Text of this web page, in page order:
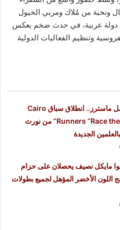
ونخبة من مُلاك ومربي الخيول
ومحبي الفروسية، وبمشاركة 22 دولة عربية، في حدث ضخم يعكس
وتنظيم الفعاليات الدولية
برعاية كاونسل ماسترز.. انطلاق سباق Cairo
Runners “Race the Coast 10K” من نورث
الجديدة
مايكل نصيف يحصلان على حزام
اللون الأخضر المؤهل لجميع بطولات